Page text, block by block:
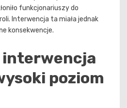
funkcjonariuszy do
Interwencja ta miała jednak
konsekwencje.
interwencja
poziom